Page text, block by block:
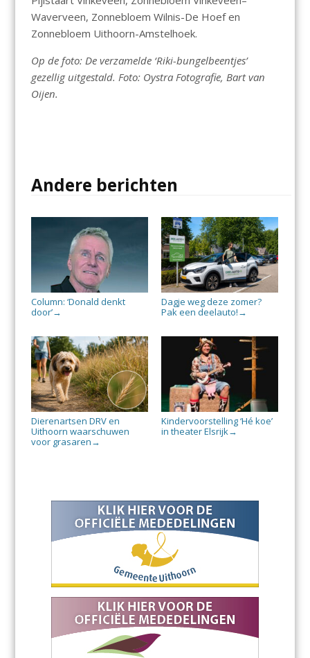
Waverveen, Zonnebloem Wilnis-De Hoef en
Zonnebloem Uithoorn-Amstelhoek.
Op de foto: De verzamelde ‘Riki-bungelbeentjes’
gezellig uitgestald. Foto: Oystra Fotografie, Bart van
Oijen.
Andere berichten
Column: ‘Donald denkt
door’→
Dagje weg deze zomer?
Pak een deelauto! →
Dierenartsen DRV en
Uithoorn waarschuwen
voor grasaren →
Kindervoorstelling ‘Hé koe’
in theater Elsrijk→